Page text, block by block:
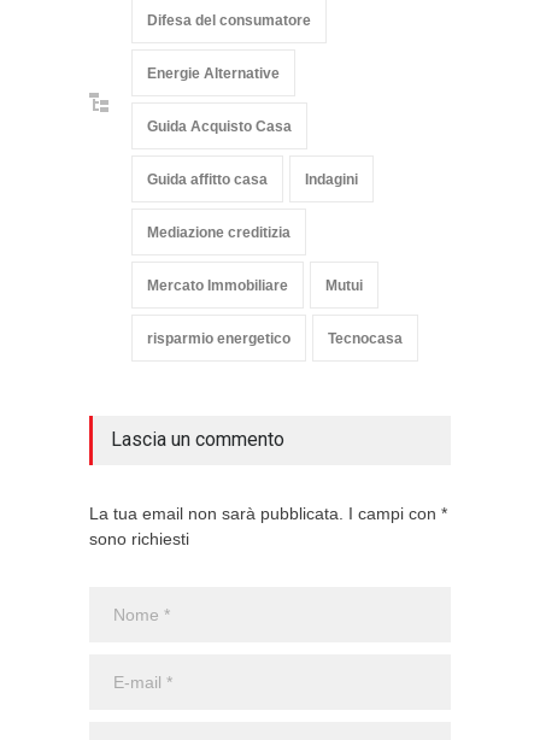
Difesa del consumatore
Energie Alternative
Guida Acquisto Casa
Guida affitto casa Indagini
Mediazione creditizia
Mercato Immobiliare Mutui
risparmio energetico Tecnocasa
Lascia un commento
La tua email non sarà pubblicata. I campi con *
sono richiesti